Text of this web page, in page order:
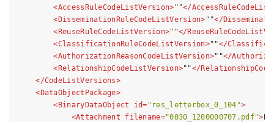
<AccessRuleCodeListVersion> ""</
< DisseminationRuleCodeListVersion> ""</
< ReuseRuleCodeListVersion>""</
<ClassificationRuleCodeListVersion>""</
<AuthorizationReasonCodeListVersion>""</
< RelationshipCodeListVersion>""</
</CodeListVersions>
< DataObjectPackage>
< BinaryDataObject id= "res_letterbox_0_104">
<Attachment filename="0030_1200000707.pdf">